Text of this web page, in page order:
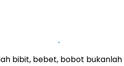
bibit, bebet, bobot